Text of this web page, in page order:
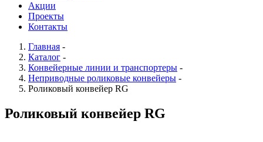
Акции
Проекты
Контакты
Главная -
Каталог -
Конвейерные линии и транспортеры -
Неприводные роликовые конвейеры -
Роликовый конвейер RG
Роликовый конвейер RG